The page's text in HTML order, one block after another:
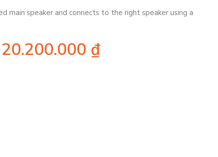
main speaker and connects to the right speaker using a
20.200.000 ₫